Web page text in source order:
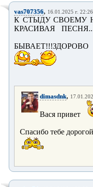
vas707356, 16.01.2025 г. 22:26
К СТЫДУ СВОЕМУ
КРАСИВАЯ
dimasdnk,
Вася привет
Спасибо тебе